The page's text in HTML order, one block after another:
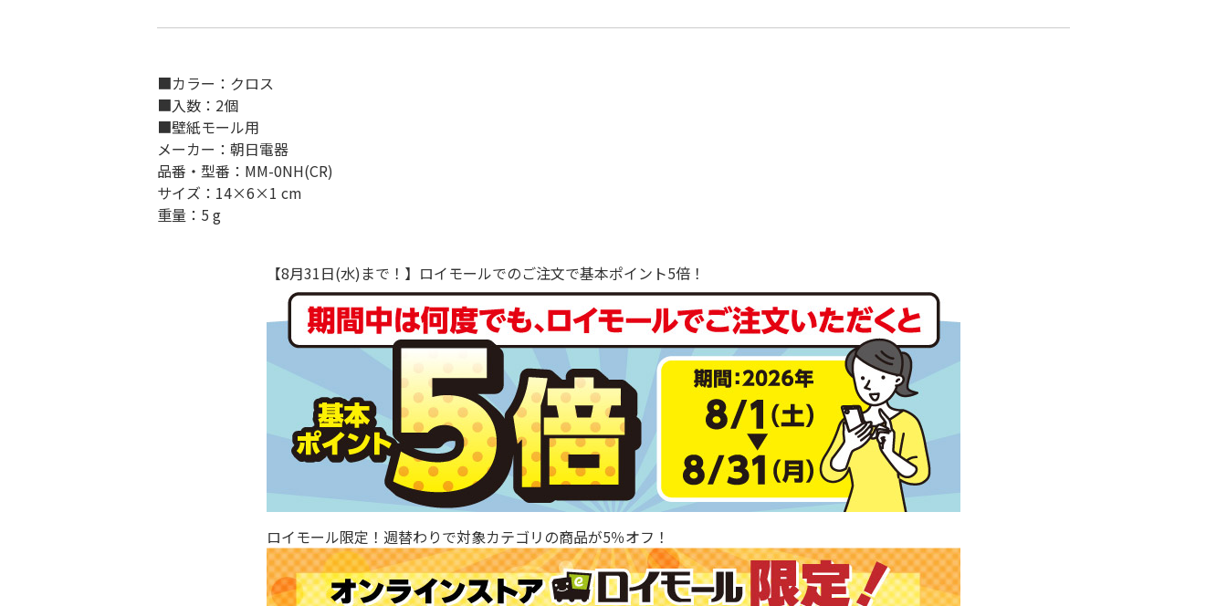
■カラー：クロス
■入数：2個
■壁紙モール用
メーカー：朝日電器
品番・型番：MM-0NH(CR)
サイズ：14×6×1 cm
重量：5 g
【8月31日(水)まで！】ロイモールでのご注文で基本ポイント5倍！
ロイモール限定！週替わりで対象カテゴリの商品が5％オフ！